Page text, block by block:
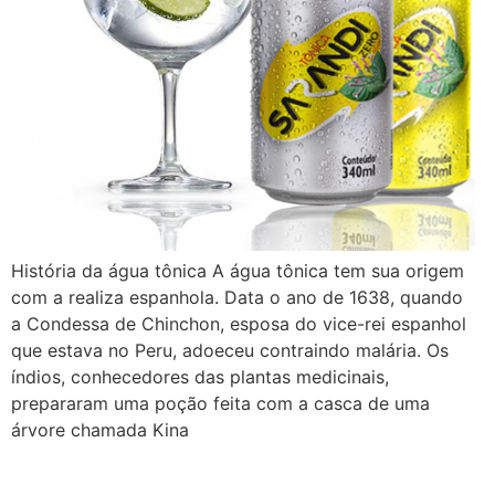
História da água tônica A água tônica tem sua origem
com a realiza espanhola. Data o ano de 1638, quando
a Condessa de Chinchon, esposa do vice-rei espanhol
que estava no Peru, adoeceu contraindo malária. Os
índios, conhecedores das plantas medicinais,
prepararam uma poção feita com a casca de uma
árvore chamada Kina